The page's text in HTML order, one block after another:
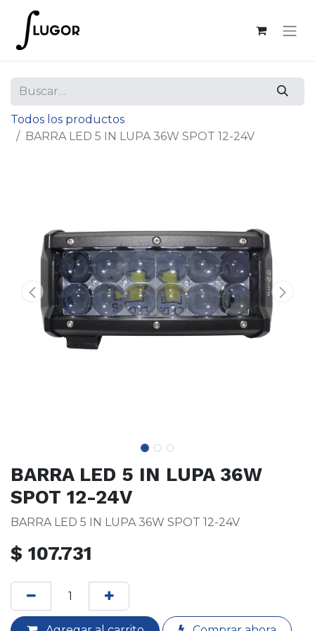
Todos los productos
BARRA LED 5 IN LUPA 36W SPOT 12-24V
BARRA LED 5 IN LUPA 36W
SPOT 12-24V
BARRA LED 5 IN LUPA 36W SPOT 12-24V
$ 107.731